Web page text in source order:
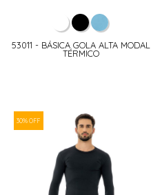
53011 - BÁSICA GOLA ALTA MODAL
TÉRMICO
30% OFF